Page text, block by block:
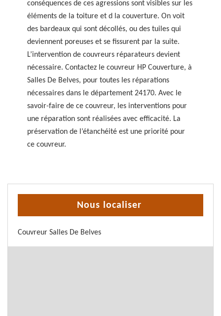
conséquences de ces agressions sont visibles sur les
éléments de la toiture et d la couverture. On voit
des bardeaux qui sont décollés, ou des tuiles qui
deviennent poreuses et se fissurent par la suite.
L’intervention de couvreurs réparateurs devient
nécessaire. Contactez le couvreur HP Couverture, à
Salles De Belves, pour toutes les réparations
nécessaires dans le département 24170. Avec le
savoir-faire de ce couvreur, les interventions pour
une réparation sont réalisées avec efficacité. La
préservation de l’étanchéité est une priorité pour
ce couvreur.
Nous localiser
Couvreur Salles De Belves